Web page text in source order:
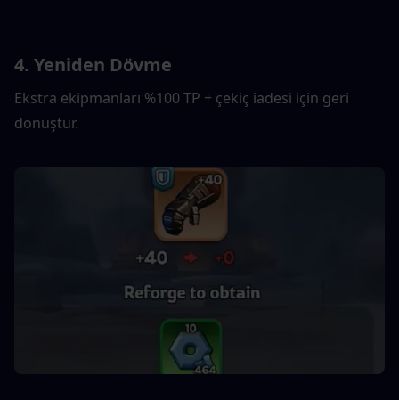
4. Yeniden Dövme
Ekstra ekipmanları %100 TP + çekiç iadesi için geri
dönüştür.